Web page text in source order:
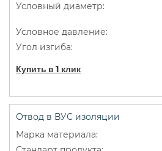
Купить в 1 клик
Отвод в ВУС изоляции